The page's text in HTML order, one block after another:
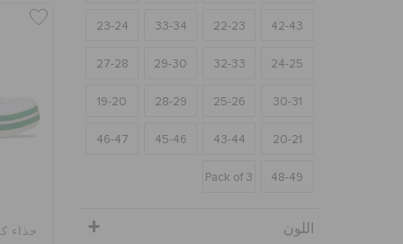
42-43
22-23
33-34
23-24
24-25
32-33
29-30
27-28
30-31
25-26
28-29
19-20
20-21
43-44
45-46
46-47
48-49
Pack of 3
اللون حذاء